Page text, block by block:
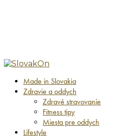
Made in Slovakia
Zdravie a oddych
Zdravé stravovanie
Fitness tipy
Miesta pre oddych
Lifestyle